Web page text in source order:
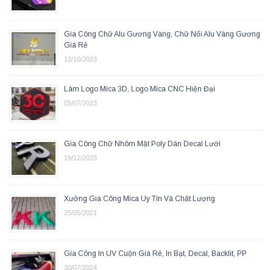
Gia Công Chữ Alu Gương Vàng, Chữ Nổi Alu Vàng Gương
Giá Rẻ
12/10/2023
Làm Logo Mica 3D, Logo Mica CNC Hiện Đại
05/07/2023
Gia Công Chữ Nhôm Mặt Poly Dán Decal Lưới
19/12/2023
Xưởng Gia Công Mica Uy Tín Và Chất Lượng
25/05/2021
Gia Công In UV Cuộn Giá Rẻ, In Bạt, Decal, Backlit, PP
30/07/2024